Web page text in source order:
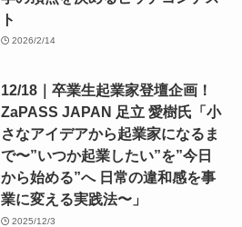
ト
2026/2/14
12/18｜卒業生起業家登壇企画！
ZaPASS JAPAN 足立 愛樹氏「小
さなアイデアから起業家になるま
で〜”いつか起業したい”を”今日
から始める”へ 日常の違和感を事
業に変える実践法〜」
2025/12/3